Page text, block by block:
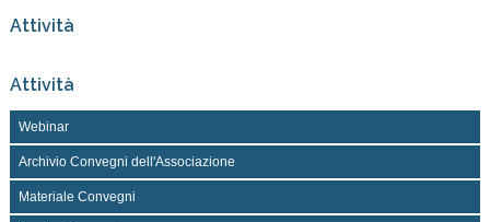
Attività
Attività
Webinar
Archivio Convegni dell'Associazione
Materiale Convegni